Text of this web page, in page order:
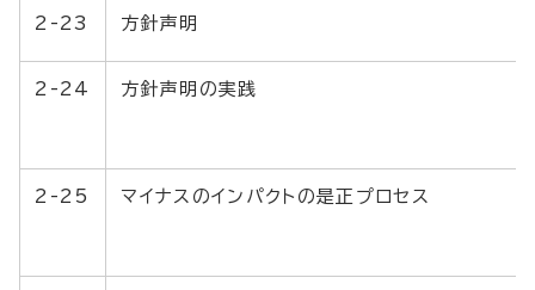
2-23 方針声明
2-24 方針声明の実践
2-25 マイナスのインパクトの是正プロセス